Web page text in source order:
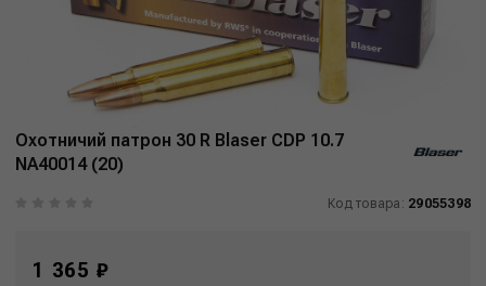
Охотничий патрон 30 R Blaser CDP 10.7
NA40014 (20)
Код товара: 29055398
1 365 ₽